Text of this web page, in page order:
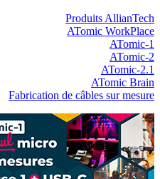
Produits AllianTech
ATomic WorkPlace
ATomic-1
ATomic-2
ATomic-2.1
ATomic Brain
Fabrication de câbles sur mesure